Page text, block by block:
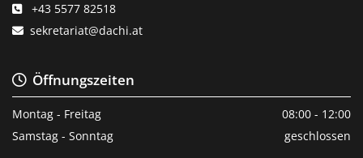
 +43 5577 82518
 sekretariat@dachi.at
Öffnungszeiten
Montag - Freitag
08:00 - 12:00
Samstag - Sonntag
geschlossen